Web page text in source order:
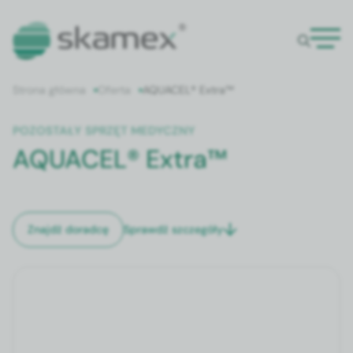
Oferta AQUACEL® Extra™
POZOSTAŁY SPRZĘT MEDYCZNY
AQUACEL® Extra™
Znajdź doradcę Sprawdź szczegóły